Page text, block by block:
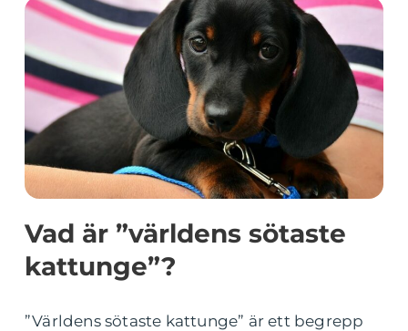
Vad är ”världens sötaste
kattunge”?
”Världens sötaste kattunge” är ett begrepp